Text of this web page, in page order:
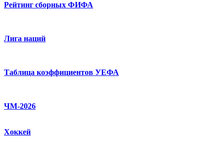
Рейтинг сборных ФИФА
Лига наций
Таблица коэффициентов УЕФА
ЧМ-2026
Хоккей